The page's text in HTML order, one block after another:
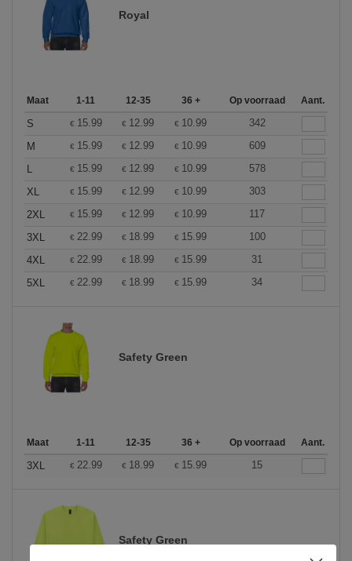
Royal
Maat 1-11 12-35 36 + Op voorraad Aant.
S € 15.99 € 12.99 € 10.99
342
M
€ 15.99 € 12.99 € 10.99
609
L
€ 15.99 € 12.99 € 10.99
578
XL
€ 15.99 € 12.99 € 10.99
303
2XL
€ 15.99 € 12.99 € 10.99
117
3XL
€ 22.99 € 18.99 € 15.99
100
4XL
€ 22.99 € 18.99 € 15.99
31
5XL
€ 22.99 € 18.99 € 15.99 34
Safety Green
Maat 1-11 12-35 36 + Op voorraad Aant.
3XL € 22.99 € 18.99 € 15.99 15
Safety Green